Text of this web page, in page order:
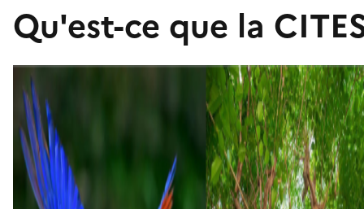
Qu'est-ce que la